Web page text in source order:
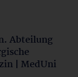
Abteilung
| MedUni